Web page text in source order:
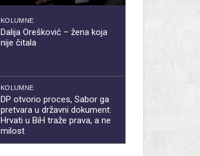
KOLUMNE
Dalija Orešković – žena koja
nije čitala
KOLUMNE
DP otvorio proces, Sabor ga
pretvara u državni dokument:
Hrvati u BiH traže prava, a ne
milost